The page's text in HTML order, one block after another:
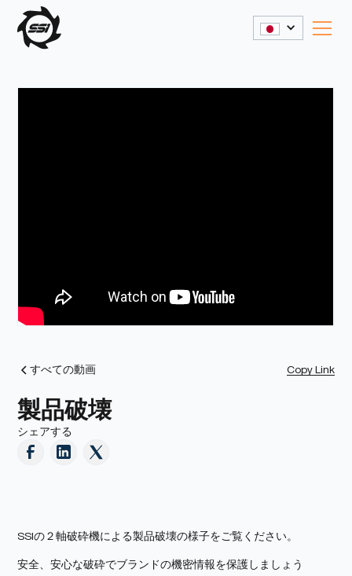
すべての動画 Copy Link
製品破壊
シェアする
SSIの２軸破砕機による製品破壊の様子をご覧ください。
安全、安心な破砕でブランドの機密情報を保護しましょう